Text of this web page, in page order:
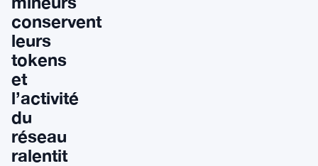
conservent
leurs
tokens
et
l’activité
du
réseau
ralentit